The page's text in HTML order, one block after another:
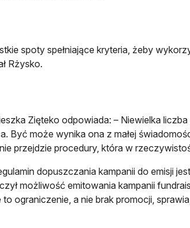
spoty spełniające kryteria, żeby
Rżysko.
Zięteko odpowiada: – Niewielka
Być może wynika ona z małej
przejdzie procedury, która w
dopuszczania kampanii do emisji
możliwość emitowania kampanii
ograniczenie, a nie brak promocji,